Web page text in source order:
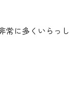
常に多くいらっし